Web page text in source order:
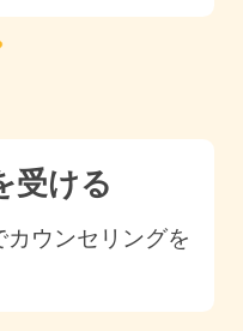
受ける
カウンセリングを